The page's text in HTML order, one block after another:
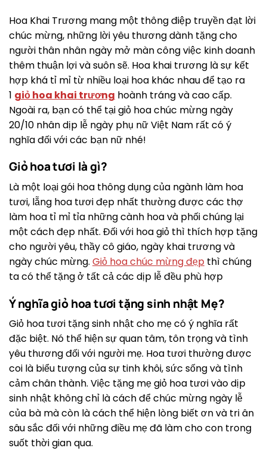
Hoa Khai Trương mang một thông điệp truyền đạt lời
chúc mừng, những lời yêu thương dành tặng cho
người thân nhân ngày mở màn công việc kinh doanh
thêm thuận lợi và suôn sẽ. Hoa khai trương là sự kết
hợp khá tỉ mỉ từ nhiều loại hoa khác nhau để tạo ra
1 giỏ hoa khai trương hoành tráng và cao cấp.
Ngoài ra, bạn có thể tại giỏ hoa chúc mừng ngày
20/10 nhân dịp lễ ngày phụ nữ Việt Nam rất có ý
nghĩa đối với các bạn nữ nhé!
Giỏ hoa tươi là gì?
Là một loại gói hoa thông dụng của ngành làm hoa
tươi, lẵng hoa tươi đẹp nhất thường được các thợ
làm hoa tỉ mỉ tỉa những cành hoa và phối chúng lại
một cách đẹp nhất. Đối với hoa giỏ thì thích hợp tặng
cho người yêu, thầy cô giáo, ngày khai trương và
ngày chúc mừng. Giỏ hoa chúc mừng đẹp thì chúng
ta có thể tặng ở tất cả các dịp lễ đều phù hợp
Ý nghĩa giỏ hoa tươi tặng sinh nhật Mẹ?
Giỏ hoa tươi tặng sinh nhật cho mẹ có ý nghĩa rất
đặc biệt. Nó thể hiện sự quan tâm, tôn trọng và tình
yêu thương đối với người mẹ. Hoa tươi thường được
coi là biểu tượng của sự tinh khôi, sức sống và tình
cảm chân thành. Việc tặng mẹ giỏ hoa tươi vào dịp
sinh nhật không chỉ là cách để chúc mừng ngày lễ
của bà mà còn là cách thể hiện lòng biết ơn và tri ân
sâu sắc đối với những điều mẹ đã làm cho con trong
suốt thời gian qua.